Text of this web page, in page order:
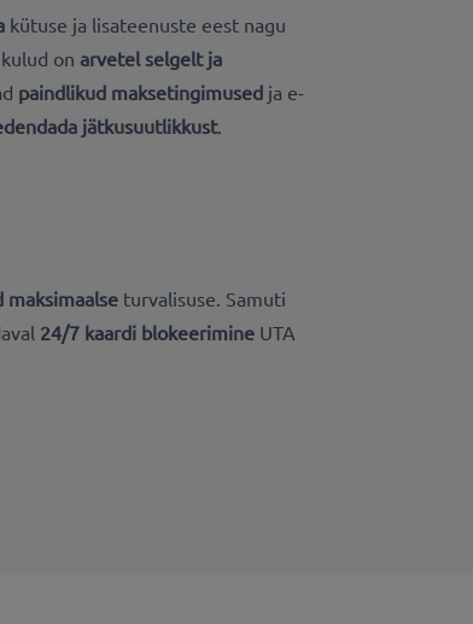
kütuse ja lisateenuste eest nagu
on arvetel selgelt ja
paindlikud maksetingimusedja e-
jätkusuutlikkust.
turvalisuse. Samuti
24/7 kaardi blokeerimine UTA